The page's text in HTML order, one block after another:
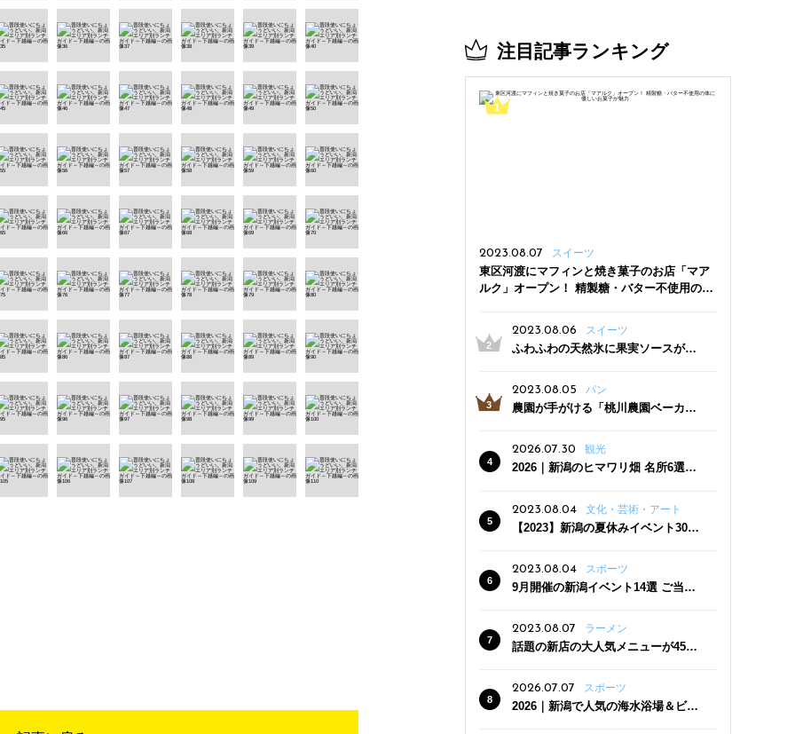
注目記事ランキング
2023.08.07 スイーツ
東区河渡にマフィンと焼き菓子のお店「マア
ルク」オープン！ 精製糖・バター不使用の体
2023.08.06
スイーツ
ふわふわの天然氷に果実ソースがた
三条駅近くにオープン
2023.08.05 パン
農園が手がける「桃川農園ベーカリ
った焼きたてパンのほか、ジェラー
トやスムージーも
2026.07.30 観光
2026｜新潟のヒマワリ畑 名所6選
2023.08.04
文化・芸術・アート
【2023】新潟の夏休みイベント30
2023.08.04
スポーツ
9月開催の新潟イベント14選 ご当地
2023.08.07 ラーメン
話題の新店の大人気メニューが450
クーポン登場
2026.07.07 スポーツ
2026｜新潟で人気の海水浴場＆ビー